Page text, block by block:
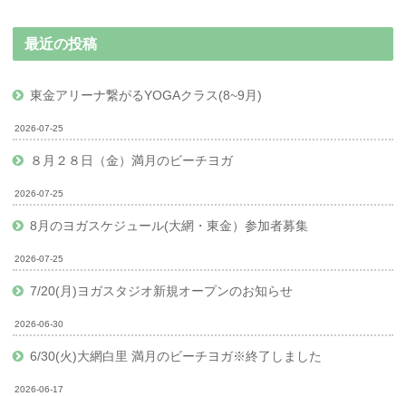
最近の投稿
東金アリーナ繋がるYOGAクラス(8~9月)
2026-07-25
８月２８日（金）満月のビーチヨガ
2026-07-25
8月のヨガスケジュール(大網・東金）参加者募集
2026-07-25
7/20(月)ヨガスタジオ新規オープンのお知らせ
2026-06-30
6/30(火)大網白里 満月のビーチヨガ※終了しました
2026-06-17